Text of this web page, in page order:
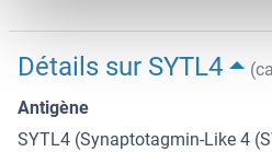
Détails sur SYTL4
Antigène
SYTL4 (Synaptotagmin-Like 4